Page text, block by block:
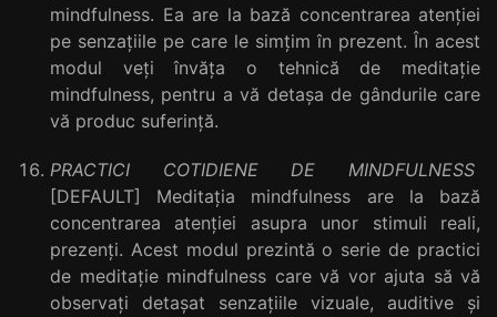
mindfulness. Ea are la bază concentrarea atenției
pe senzațiile pe care le simțim în prezent. În acest
modul veți învăța o tehnică de meditație
mindfulness, pentru a vă detașa de gândurile care
vă produc suferință.
PRACTICI COTIDIENE DE MINDFULNESS
[DEFAULT] Meditația mindfulness are la bază
concentrarea atenției asupra unor stimuli reali,
prezenți. Acest modul prezintă o serie de practici
de meditație mindfulness care vă vor ajuta să vă
observați detașat senzațiile vizuale, auditive și